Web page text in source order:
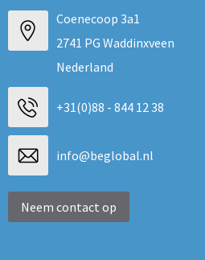
Coenecoop 3a1
2741 PG Waddinxveen
Nederland
+31(0)88 - 844 12 38
info@beglobal.nl
Neem contact op